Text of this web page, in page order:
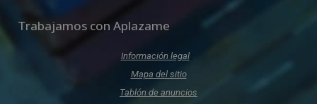
Trabajamos con Aplazame
Información legal
Mapa del sitio
Tablón de anuncios